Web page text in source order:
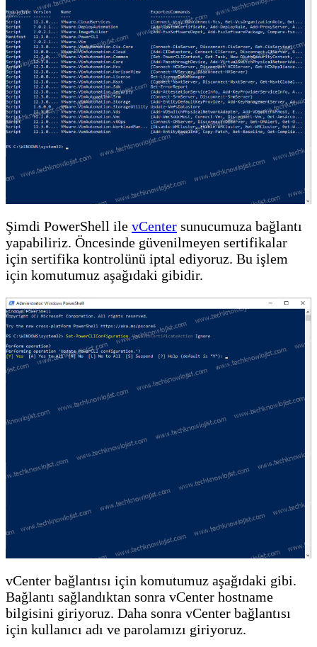
Şimdi PowerShell ile vCenter sunucumuza bağlantı
yapabiliriz. Öncesinde güvenilmeyen sertifikalar
için sertifika kontrolünü iptal ediyoruz. Bu işlem
için komutumuz aşağıdaki gibidir.
vCenter bağlantısı için komutumuz aşağıdaki gibi.
Bağlantı sağlandıktan sonra vCenter hostname
bilgisini giriyoruz. Daha sonra vCenter bağlantısı
için kullanıcı adı ve parolamızı giriyoruz.